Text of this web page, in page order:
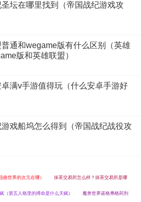
坛在哪里找到（帝国战纪游戏攻
通和wegame版有什么区别（英雄
版和英雄联盟）
满v手游值得玩（什么安卓手游好
戏船坞怎么得到（帝国战纪战役攻
世界的次元在哪） 抹茶交易所怎么样？抹茶交易所是哪
（第五人格里的搏命是什么天赋） 魔兽世界诺格弗格药剂